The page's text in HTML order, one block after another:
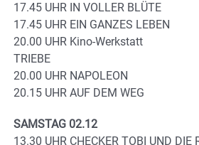
17.45 UHR IN VOLLER BLÜTE
17.45 UHR EIN GANZES LEBEN
20.00 UHR Kino-Werkstatt
TRIEBE
20.00 UHR NAPOLEON
20.15 UHR AUF DEM WEG
SAMSTAG 02.12
13.30 UHR CHECKER TOBI UND DIE